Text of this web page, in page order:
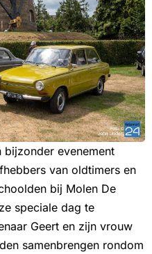
bijzonder evenement
van oldtimers en
bij Molen De
speciale dag te
Geert en zijn vrouw
samenbrengen rondom